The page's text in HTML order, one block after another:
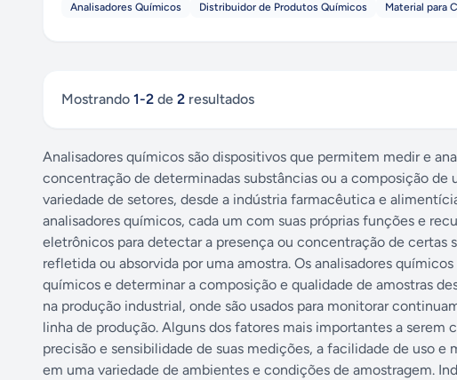
Analisadores Químicos Distribuidor de Produtos Químicos Material para
Mostrando 1-2 de 2 resultados
Analisadores químicos são dispositivos que permitem medir e
concentração de determinadas substâncias ou a composição
variedade de setores, desde a indústria farmacêutica e
analisadores químicos, cada um com suas próprias funções e
eletrônicos para detectar a presença ou concentração de certas
refletida ou absorvida por uma amostra. Os analisadores
químicos e determinar a composição e qualidade de amostras
na produção industrial, onde são usados para monitorar
linha de produção. Alguns dos fatores mais importantes a
precisão e sensibilidade de suas medições, a facilidade de uso
em uma variedade de ambientes e condições de amostragem.